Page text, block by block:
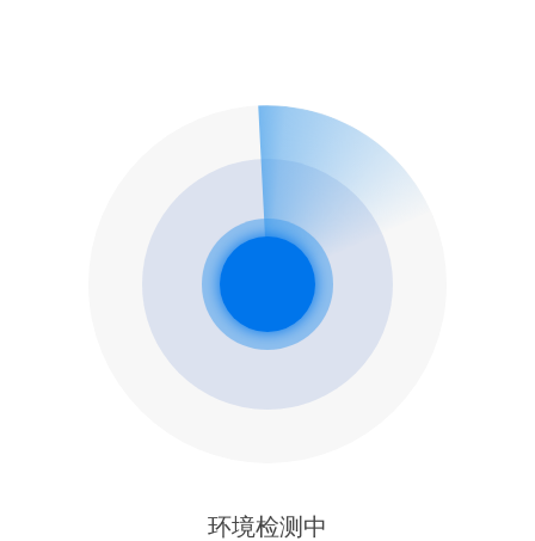
环境检测中